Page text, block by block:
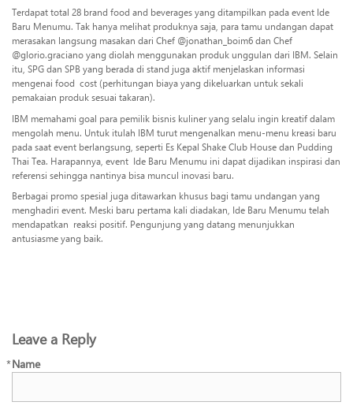
Terdapat total 28 brand food and beverages yang ditampilkan pada event Ide
Baru Menumu. Tak hanya melihat produknya saja, para tamu undangan dapat
merasakan langsung masakan dari Chef @jonathan_boim6 dan Chef
@glorio.graciano yang diolah menggunakan produk unggulan dari IBM. Selain
itu, SPG dan SPB yang berada di stand juga aktif menjelaskan informasi
mengenai food cost (perhitungan biaya yang dikeluarkan untuk sekali
pemakaian produk sesuai takaran).
IBM memahami goal para pemilik bisnis kuliner yang selalu ingin kreatif dalam
mengolah menu. Untuk itulah IBM turut mengenalkan menu-menu kreasi baru
pada saat event berlangsung, seperti Es Kepal Shake Club House dan Pudding
Thai Tea. Harapannya, event Ide Baru Menumu ini dapat dijadikan inspirasi dan
referensi sehingga nantinya bisa muncul inovasi baru.
Berbagai promo spesial juga ditawarkan khusus bagi tamu undangan yang
menghadiri event. Meski baru pertama kali diadakan, Ide Baru Menumu telah
mendapatkan reaksi positif. Pengunjung yang datang menunjukkan
antusiasme yang baik.
Leave a Reply
*Name